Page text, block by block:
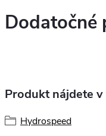
Dodatočné
Produkt nájdete
Hydrospeed